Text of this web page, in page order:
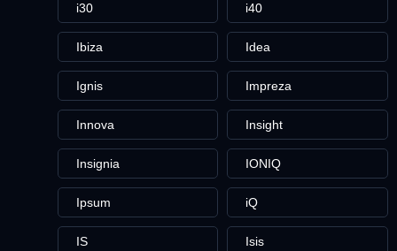
i30 i40
Ibiza Idea
Ignis Impreza
Innova Insight
Insignia IONIQ
Ipsum iQ
IS Isis